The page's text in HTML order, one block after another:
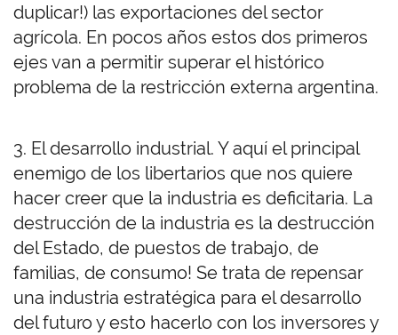
duplicar!) las exportaciones del sector
agrícola. En pocos años estos dos primeros
ejes van a permitir superar el histórico
problema de la restricción externa argentina.
3. El desarrollo industrial. Y aquí el principal
enemigo de los libertarios que nos quiere
hacer creer que la industria es deficitaria. La
destrucción de la industria es la destrucción
del Estado, de puestos de trabajo, de
familias, de consumo! Se trata de repensar
una industria estratégica para el desarrollo
del futuro y esto hacerlo con los inversores y